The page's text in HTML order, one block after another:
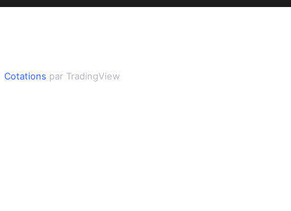
Cotations par TradingView